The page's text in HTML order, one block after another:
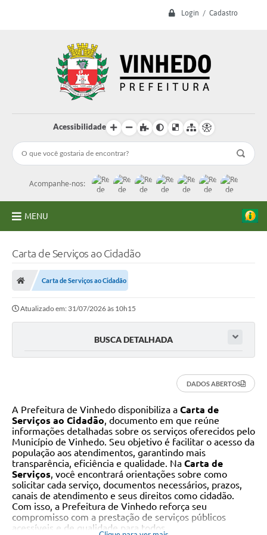
Login / Cadastro
Acessibilidade
Acompanhe-nos:
MENU
Secretarias
Telefones
Tributos Online
Cidadão
Transporte Coletivo Municipal (Horários e
Itinerários)
Normas e Legislação
Diário Oficial
Carta de Serviços ao Cidadão
Carta de Serviços ao Cidadão
Atualizado em: 31/07/2026 às 10h15
BUSCA DETALHADA
DADOS ABERTOS
A Prefeitura de Vinhedo disponibiliza a Carta de
Serviços ao Cidadão, documento em que reúne
informações detalhadas sobre os serviços oferecidos pelo
Município de Vinhedo. Seu objetivo é facilitar o acesso da
população aos atendimentos, garantindo mais
transparência, eficiência e qualidade. Na Carta de
Serviços, você encontrará orientações sobre como
solicitar cada serviço, documentos necessários, prazos,
canais de atendimento e seus direitos como cidadão.
Com isso, a Prefeitura de Vinhedo reforça seu
compromisso com a prestação de serviços públicos
acessíveis e de qualidade para todos.